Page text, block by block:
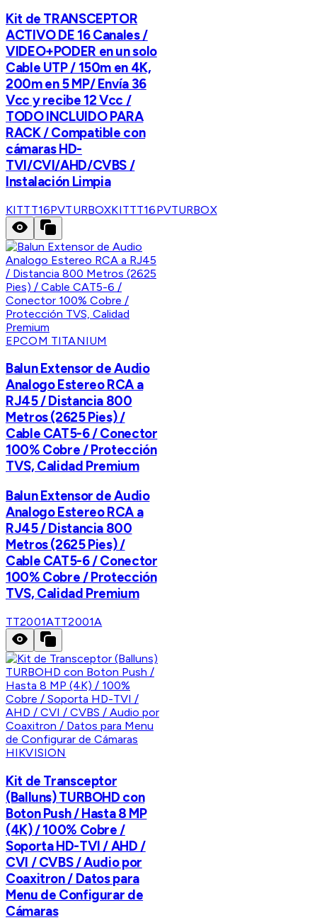
Kit de TRANSCEPTOR
ACTIVO DE 16 Canales /
VIDEO+PODER en un solo
Cable UTP / 150m en 4K,
200m en 5 MP/ Envía 36
Vcc y recibe 12 Vcc /
TODO INCLUIDO PARA
RACK / Compatible con
cámaras HD-
TVI/CVI/AHD/CVBS /
Instalación Limpia
KITTT16PVTURBOXKITTT16PVTURBOX
EPCOM TITANIUM
Balun Extensor de Audio
Analogo Estereo RCA a
RJ45 / Distancia 800
Metros (2625 Pies) /
Cable CAT5-6 / Conector
100% Cobre / Protección
TVS, Calidad Premium
Balun Extensor de Audio
Analogo Estereo RCA a
RJ45 / Distancia 800
Metros (2625 Pies) /
Cable CAT5-6 / Conector
100% Cobre / Protección
TVS, Calidad Premium
TT2001ATT2001A
HIKVISION
Kit de Transceptor
(Balluns) TURBOHD con
Boton Push / Hasta 8 MP
(4K) / 100% Cobre /
Soporta HD-TVI / AHD /
CVI / CVBS / Audio por
Coaxitron / Datos para
Menu de Configurar de
Cámaras